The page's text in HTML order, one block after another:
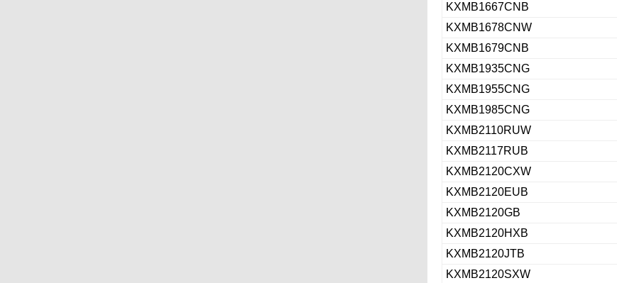
KXMB1667CNB
KXMB1678CNW
KXMB1679CNB
KXMB1935CNG
KXMB1955CNG
KXMB1985CNG
KXMB2110RUW
KXMB2117RUB
KXMB2120CXW
KXMB2120EUB
KXMB2120GB
KXMB2120HXB
KXMB2120JTB
KXMB2120SXW